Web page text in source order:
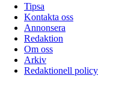
Tipsa
Kontakta oss
Annonsera
Redaktion
Om oss
Arkiv
Redaktionell policy